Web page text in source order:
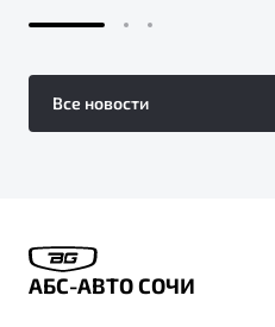
Все новости
АБС-АВТО СОЧИ